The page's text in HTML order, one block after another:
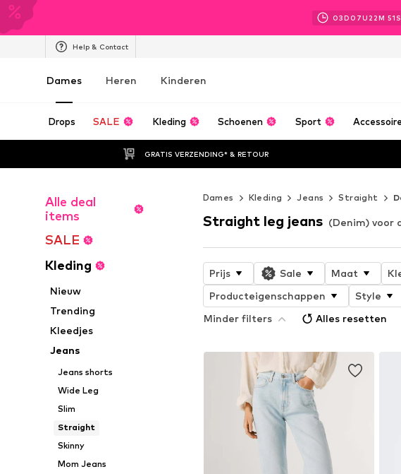
03D 07U 22M 50S
Help & Contact
Dames Heren Kinderen
Drops SALE Kleding Schoenen Sport
GRATIS VERZENDING* & RETOUR
Alle deal
items
SALE
Kleding
Nieuw
Trending
Kleedjes
Jeans
Jeans shorts
Wide Leg
Slim
Straight
Skinny
Mom Jeans
Dames Kleding Jeans Straight
Straight leg jeans (Denim) voor
Prijs Sale Maat
Producteigenschappen
Style
Minder filters
Alles resetten